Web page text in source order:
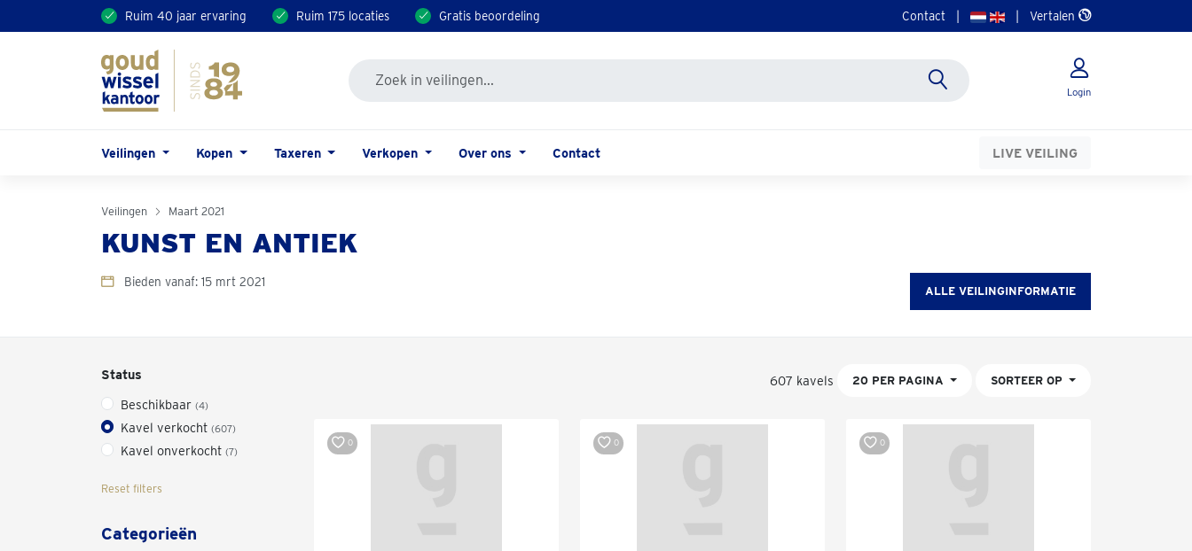
Ruim 40 jaar ervaring Ruim 175 locaties Gratis beoordeling Contact Vertalen
Login
Veilingen Kopen Taxeren Verkopen Over ons Contact LIVE VEILING
Veilingen Maart 2021
KUNST EN ANTIEK
Bieden vanaf: 15 mrt 2021
ALLE VEILINGINFORMATIE
Status
Beschikbaar (4)
Kavel verkocht (607)
Kavel onverkocht (7)
Reset filters
Categorieën
607 kavels 20 PER PAGINA SORTEER OP
0 0 0